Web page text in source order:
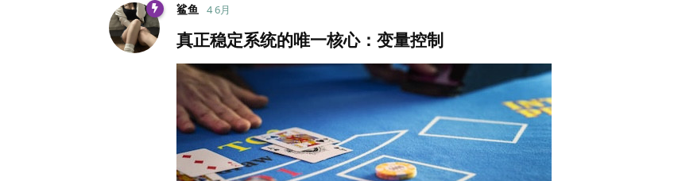
鲨鱼 4 6月
真正稳定系统的唯一核心：变量控制